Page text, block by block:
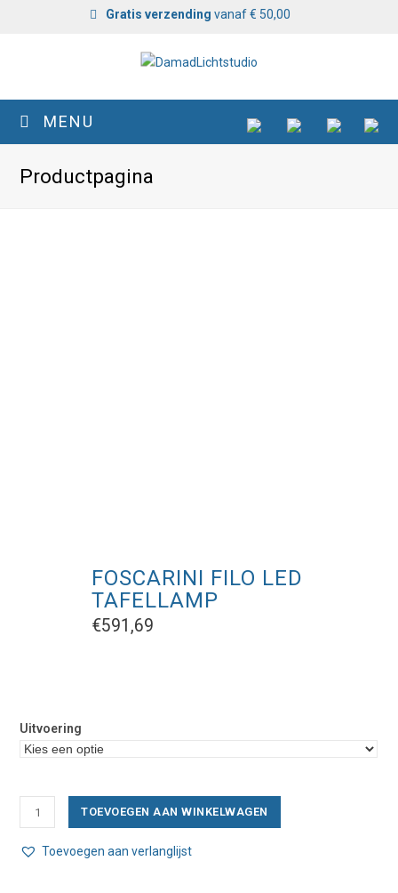
Gratis verzending vanaf € 50,00
MENU
Productpagina
FOSCARINI FILO LED
TAFELLAMP
€591,69
Uitvoering
Filo
LED
TOEVOEGEN AAN WINKELWAGEN
Toevoegen aan verlanglijst